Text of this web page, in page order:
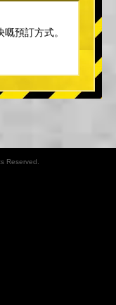
預訂方式。
Reserved.